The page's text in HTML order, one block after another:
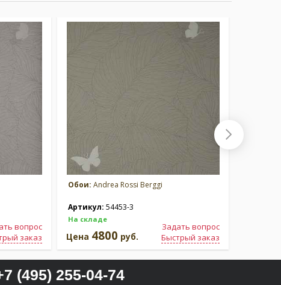
вопрос
заказ
Обои: Andrea Rossi Berggi
Артикул: 54453-3
На складе
Задать вопрос
Быстрый заказ
Цена 4800 руб.
(495) 255-04-74